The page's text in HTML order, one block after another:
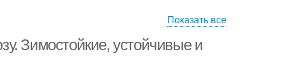
Показать все
Зимостойкие, устойчивые и